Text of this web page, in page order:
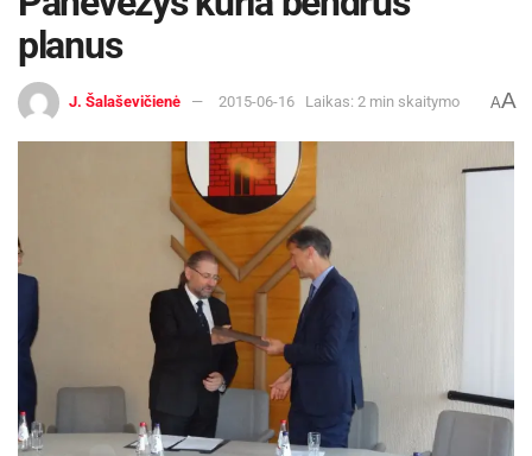
planus
J. Šalaševičienė 2015-06-16 Laikas: 2 min skaitymo AA